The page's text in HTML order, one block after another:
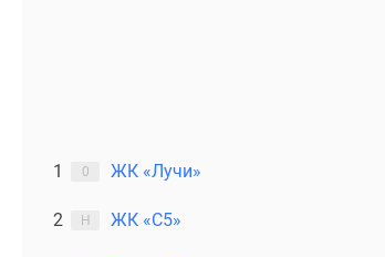
1 0 ЖК «Лучи»
2 Н ЖК «С5»